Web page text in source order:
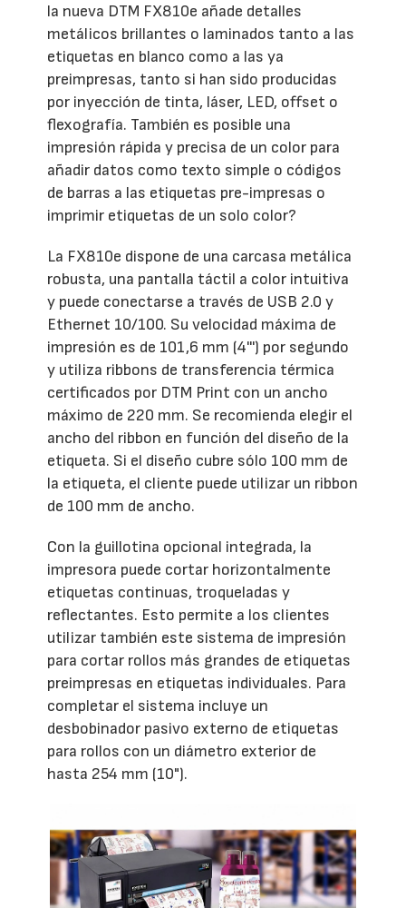
la nueva DTM FX810e añade detalles
metálicos brillantes o laminados tanto a las
etiquetas en blanco como a las ya
preimpresas, tanto si han sido producidas
por inyección de tinta, láser, LED, offset o
flexografía. También es posible una
impresión rápida y precisa de un color para
añadir datos como texto simple o códigos
de barras a las etiquetas pre-impresas o
imprimir etiquetas de un solo color?
La FX810e dispone de una carcasa metálica
robusta, una pantalla táctil a color intuitiva
y puede conectarse a través de USB 2.0 y
Ethernet 10/100. Su velocidad máxima de
impresión es de 101,6 mm (4''') por segundo
y utiliza ribbons de transferencia térmica
certificados por DTM Print con un ancho
máximo de 220 mm. Se recomienda elegir el
ancho del ribbon en función del diseño de la
etiqueta. Si el diseño cubre sólo 100 mm de
la etiqueta, el cliente puede utilizar un ribbon
de 100 mm de ancho.
Con la guillotina opcional integrada, la
impresora puede cortar horizontalmente
etiquetas continuas, troqueladas y
reflectantes. Esto permite a los clientes
utilizar también este sistema de impresión
para cortar rollos más grandes de etiquetas
preimpresas en etiquetas individuales. Para
completar el sistema incluye un
desbobinador pasivo externo de etiquetas
para rollos con un diámetro exterior de
hasta 254 mm (10").